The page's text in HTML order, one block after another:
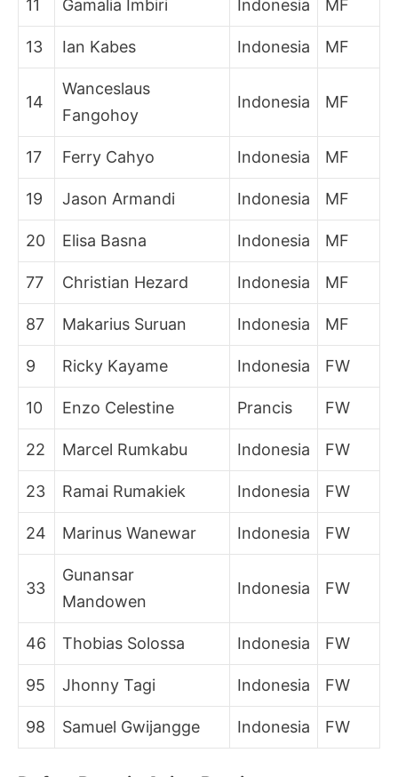
11 Gamalia Imbiri Indonesia MF
13 Ian Kabes Indonesia MF
14
Wanceslaus
Fangohoy
Indonesia MF
17 Ferry Cahyo Indonesia MF
19 Jason Armandi Indonesia MF
20 Elisa Basna Indonesia MF
77 Christian Hezard Indonesia MF
87 Makarius Suruan Indonesia MF
9 Ricky Kayame Indonesia FW
10 Enzo Celestine Prancis FW
22 Marcel Rumkabu Indonesia FW
23 Ramai Rumakiek Indonesia FW
24 Marinus Wanewar Indonesia FW
33
Gunansar
Mandowen
Indonesia FW
46 Thobias Solossa Indonesia FW
95 Jhonny Tagi Indonesia FW
98 Samuel Gwijangge Indonesia FW